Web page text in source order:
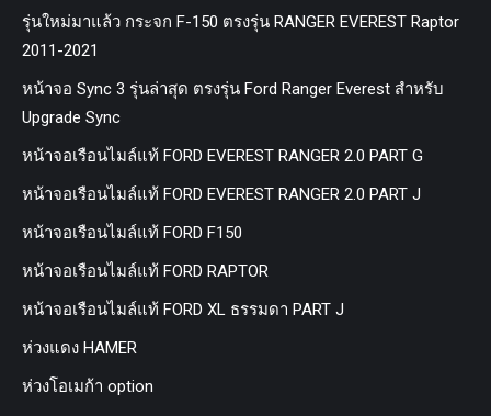
รุ่นใหม่มาแล้ว กระจก F-150 ตรงรุ่น RANGER EVEREST Raptor
2011-2021
หน้าจอ Sync 3 รุ่นล่าสุด ตรงรุ่น Ford Ranger Everest สำหรับ
Upgrade Sync
หน้าจอเรือนไมล์แท้ FORD EVEREST RANGER 2.0 PART G
หน้าจอเรือนไมล์แท้ FORD EVEREST RANGER 2.0 PART J
หน้าจอเรือนไมล์แท้ FORD F150
หน้าจอเรือนไมล์แท้ FORD RAPTOR
หน้าจอเรือนไมล์แท้ FORD XL ธรรมดา PART J
ห่วงแดง HAMER
ห่วงโอเมก้า option